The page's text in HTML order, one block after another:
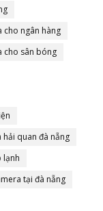
cho ngân hàng
cho sân bóng
hải quan đà nẵng
lạnh
tại đà nẵng